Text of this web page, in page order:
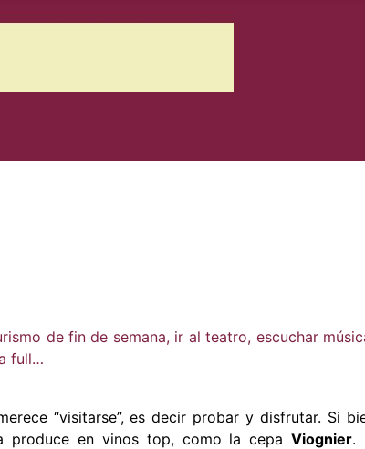
de fin de semana, ir al teatro, escuchar
full…
“visitarse”, es decir probar y disfrutar. Si
produce en vinos top, como la cepa Viognier.